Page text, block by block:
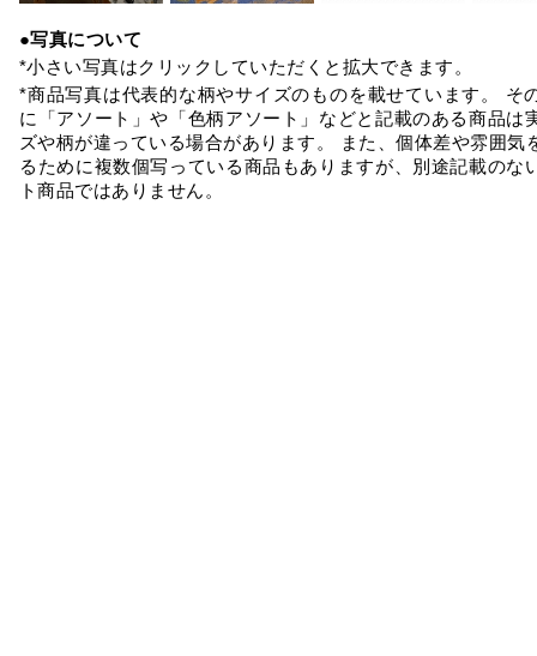
●写真について
*小さい写真はクリックしていただくと拡大できます。
*商品写真は代表的な柄やサイズのものを載せています。 そ
に「アソート」や「色柄アソート」などと記載のある商品は
ズや柄が違っている場合があります。 また、個体差や雰囲気
るために複数個写っている商品もありますが、別途記載のな
ト商品ではありません。